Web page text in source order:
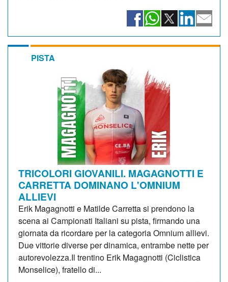
PISTA
TRICOLORI GIOVANILI. MAGAGNOTTI E
CARRETTA DOMINANO L'OMNIUM
ALLIEVI
Erik Magagnotti e Matilde Carretta si prendono la
scena ai Campionati Italiani su pista, firmando una
giornata da ricordare per la categoria Omnium allievi.
Due vittorie diverse per dinamica, entrambe nette per
autorevolezza.Il trentino Erik Magagnotti (Ciclistica
Monselice), fratello di...